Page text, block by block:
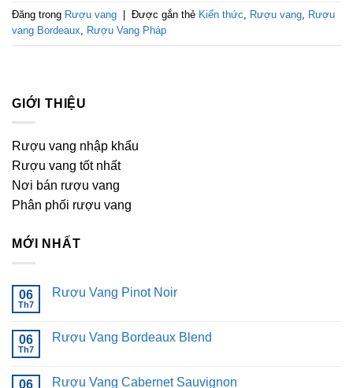
Đăng trong Rượu vang Được gắn thẻ Kiến thức, Rượu vang, Rượu
vang Bordeaux, Rượu Vang Pháp
GIỚI THIỆU
Rượu vang nhập khẩu
Rượu vang tốt nhất
Nơi bán rượu vang
Phân phối rượu vang
MỚI NHẤT
06
Th7
Rượu Vang Pinot Noir
luận
Pinot
06
Th7
Rượu Vang Bordeaux Blend
luận
06 Rượu Vang Cabernet Sauvignon